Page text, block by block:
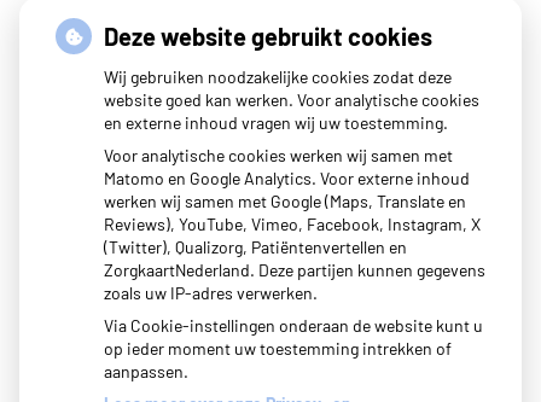
U kunt online afspraken maken (tijdelijk niet i.v.m. corona),
vragen stellen, herhaalrecepten bestellen en labuitslagen
inzien. Daarnaast is het ook mogelijk om een samenvatting
in te zien van uw medisch dossier.
Met uw eigen account logt u veilig in en hoeft u niet elke
keer opnieuw uw gegevens in te voeren.
Deze website gebruikt cookies
Wij gebruiken noodzakelijke cookies zodat deze
website goed kan werken. Voor analytische cookies
en externe inhoud vragen wij uw toestemming.
Voor analytische cookies werken wij samen met
Matomo en Google Analytics. Voor externe inhoud
werken wij samen met Google (Maps, Translate en
Reviews), YouTube, Vimeo, Facebook, Instagram, X
(Twitter), Qualizorg, Patiëntenvertellen en
ZorgkaartNederland. Deze partijen kunnen gegevens
zoals uw IP-adres verwerken.
Via Cookie-instellingen onderaan de website kunt u
op ieder moment uw toestemming intrekken of
aanpassen.